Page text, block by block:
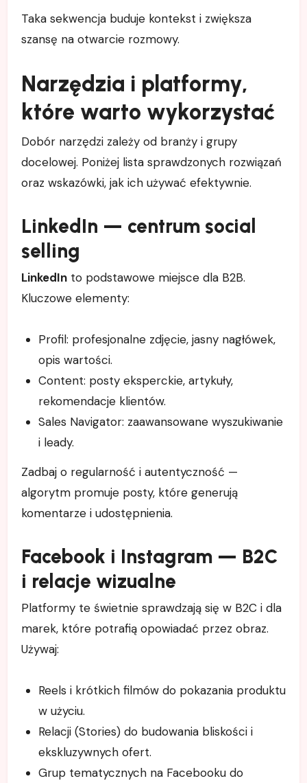
Taka sekwencja buduje kontekst i zwiększa
szansę na otwarcie rozmowy.
Narzędzia i platformy,
które warto wykorzystać
Dobór narzędzi zależy od branży i grupy
docelowej. Poniżej lista sprawdzonych rozwiązań
oraz wskazówki, jak ich używać efektywnie.
LinkedIn — centrum social
selling
LinkedInto podstawowe miejsce dla B2B.
Kluczowe elementy:
Profil: profesjonalne zdjęcie, jasny nagłówek,
opis wartości.
Content: posty eksperckie, artykuły,
rekomendacje klientów.
Sales Navigator: zaawansowane wyszukiwanie
i leady.
Zadbaj o regularność i autentyczność —
algorytm promuje posty, które generują
komentarze i udostępnienia.
Facebook i Instagram — B2C
i relacje wizualne
Platformy te świetnie sprawdzają się w B2C i dla
marek, które potrafią opowiadać przez obraz.
Używaj:
Reels i krótkich filmów do pokazania produktu
w użyciu.
Relacji (Stories) do budowania bliskości i
ekskluzywnych ofert.
Grup tematycznych na Facebooku do